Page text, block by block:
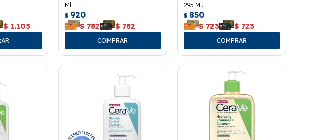
$ 1.105
Ml.
$ 920
$ 782 $ 782
295 Ml.
$ 850
$ 723 $ 723